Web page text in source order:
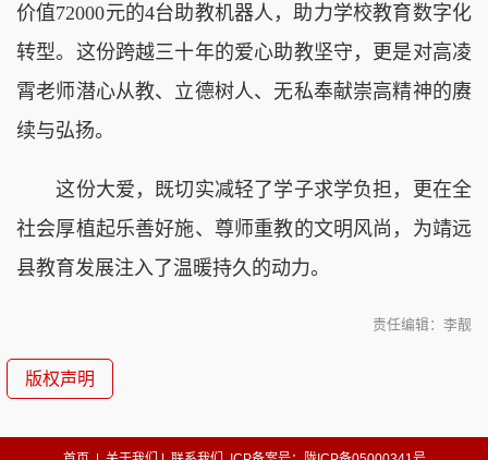
价值72000元的4台助教机器人，助力学校教育数字化
转型。这份跨越三十年的爱心助教坚守，更是对高凌
霄老师潜心从教、立德树人、无私奉献崇高精神的赓
续与弘扬。
这份大爱，既切实减轻了学子求学负担，更在全
社会厚植起乐善好施、尊师重教的文明风尚，为靖远
县教育发展注入了温暖持久的动力。
责任编辑：李靓
版权声明